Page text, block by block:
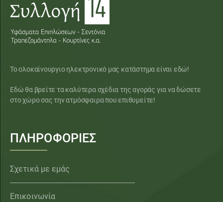
Το ολοκαίνουργιο ηλεκτρονικό μας κατάστημα είναι εδώ!
Εδώ θα βρείτε τα καλύτερα σχέδια της αγοράς για να δώσετε
στο χώρο σας την ατμόσφαιρα που επιθυμείτε!
ΠΛΗΡΟΦΟΡΙΕΣ
Σχετικά με εμάς
Επικοινωνία